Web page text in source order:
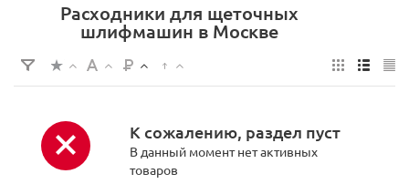
Расходники для щеточных
шлифмашин в Москве
К сожалению, раздел пуст
В данный момент нет активных
товаров